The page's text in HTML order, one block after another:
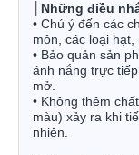
Những điều
• Chú ý đến các
môn, các loại hạt,
• Bảo quản sản
ánh nắng trực
mở.
• Không thêm
màu) xảy ra khi
nhiên.